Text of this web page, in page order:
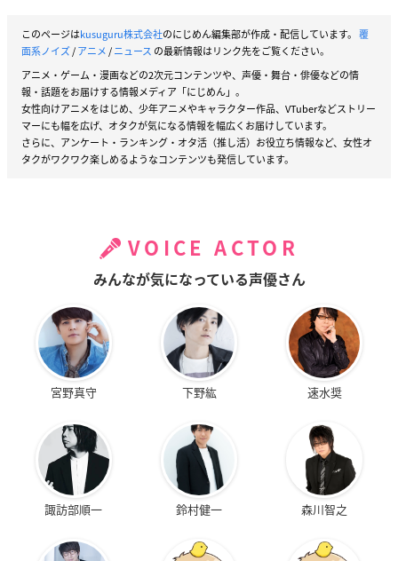
このページはkusuguru株式会社のにじめん編集部が作成・配信しています。 覆
面系ノイズ/アニメ/ニュース の最新情報はリンク先をご覧ください。
アニメ・ゲーム・漫画などの2次元コンテンツや、声優・舞台・俳優などの情
報・話題をお届けする情報メディア「にじめん」。
女性向けアニメをはじめ、少年アニメやキャラクター作品、VTuberなどストリー
マーにも幅を広げ、オタクが気になる情報を幅広くお届けしています。
さらに、アンケート・ランキング・オタ活（推し活）お役立ち情報など、女性オ
タクがワクワク楽しめるようなコンテンツも発信しています。
VOICE ACTOR
みんなが気になっている声優さん
宮野真守 下野紘 速水奨
諏訪部順一 鈴村健一 森川智之